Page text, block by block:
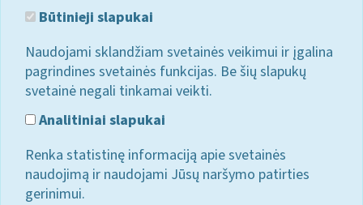
Būtinieji slapukai
Naudojami sklandžiam svetainės veikimui ir įgalina
pagrindines svetainės funkcijas. Be šių slapukų
svetainė negali tinkamai veikti.
Analitiniai slapukai
Renka statistinę informaciją apie svetainės
naudojimą ir naudojami Jūsų naršymo patirties
gerinimui.